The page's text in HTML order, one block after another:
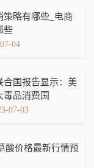
策略有哪些_电商
些
04
合国报告显示：美
毒品消费国
07-03
酸价格最新行情预